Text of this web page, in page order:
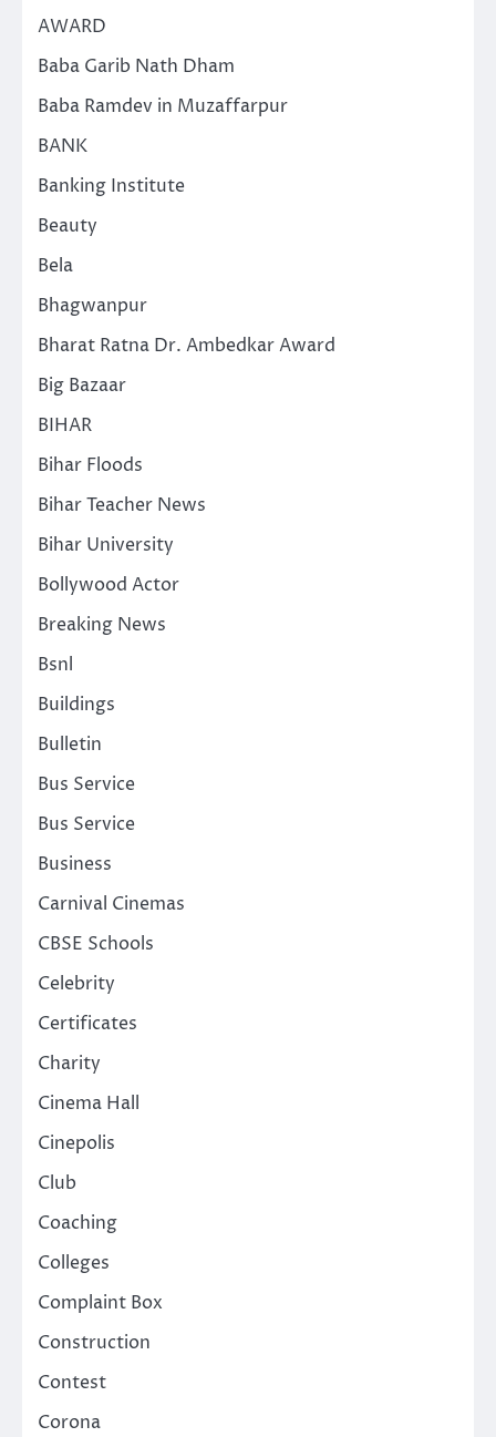
AWARD
Baba Garib Nath Dham
Baba Ramdev in Muzaffarpur
BANK
Banking Institute
Beauty
Bela
Bhagwanpur
Bharat Ratna Dr. Ambedkar Award
Big Bazaar
BIHAR
Bihar Floods
Bihar Teacher News
Bihar University
Bollywood Actor
Breaking News
Bsnl
Buildings
Bulletin
Bus Service
Bus Service
Business
Carnival Cinemas
CBSE Schools
Celebrity
Certificates
Charity
Cinema Hall
Cinepolis
Club
Coaching
Colleges
Complaint Box
Construction
Contest
Corona